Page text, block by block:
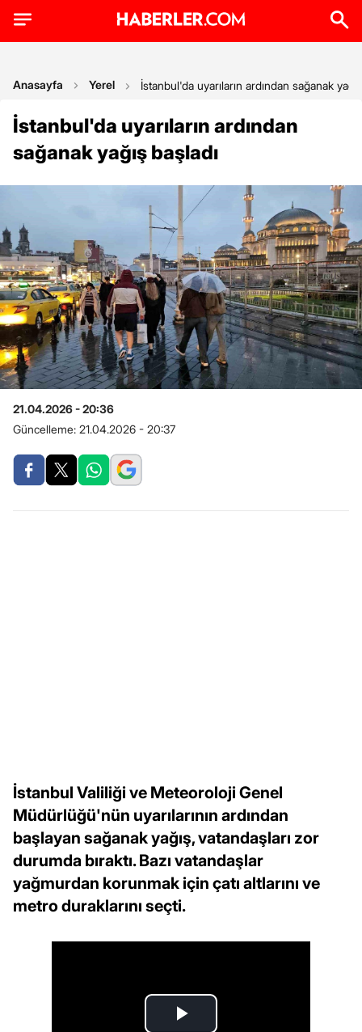
Anasayfa Yerel İstanbul'da uyarıların ardından sağanak
İstanbul'da uyarıların ardından
sağanak yağış başladı
21.04.2026 - 20:36
Güncelleme: 21.04.2026 - 20:37
İstanbul Valiliği ve Meteoroloji Genel
Müdürlüğü'nün uyarılarının ardından
başlayan sağanak yağış, vatandaşları zor
durumda bıraktı. Bazı vatandaşlar
yağmurdan korunmak için çatı altlarını ve
metro duraklarını seçti.